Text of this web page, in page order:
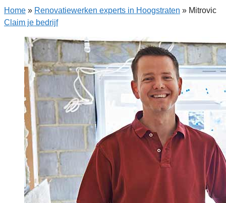
Home » Renovatiewerken experts in Hoogstraten » Mitrovic
Claim je bedrijf